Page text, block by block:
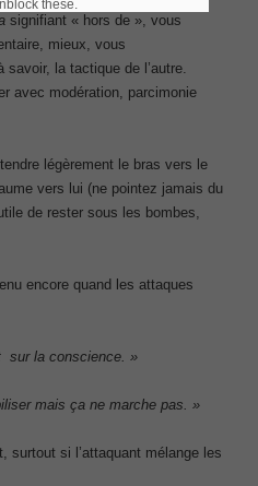
signifiant « hors de », vous
mieux, vous
la tactique de l’autre.
avec modération, parcimonie
légèrement le bras vers le
vers lui (ne pointez jamais du
de rester sous les bombes,
encore quand les attaques
sur la conscience. »
mais ça ne marche pas. »
surtout si l’attaquant mélange les
these.